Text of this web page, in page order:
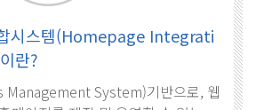
시스템(Homepage Integrati
란?
Management System)기반으로, 웹